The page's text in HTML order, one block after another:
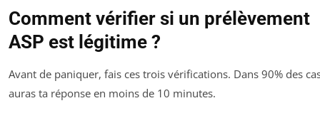
Comment vérifier si un prélèvement
ASP est légitime ?
Avant de paniquer, fais ces trois vérifications. Dans 90% des
auras ta réponse en moins de 10 minutes.